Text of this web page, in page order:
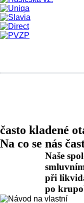
často kladené
Na co se nás
Naše
při
po